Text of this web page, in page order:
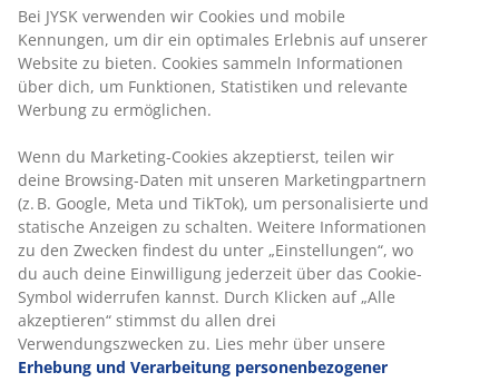
Preisgarantie
30 Tage Preisgarantie auf alle Artikel
Flexible Lieferoptionen
Schnelle und einfache Lieferung nach deiner Wahl
Premium-Gartenkissen mit strapazierfähigem,
strukturgewebtem Bezug. Für Stühle mit niedriger
Rückenlehne. 51x100x4cm
Artikelnummer: 3725120